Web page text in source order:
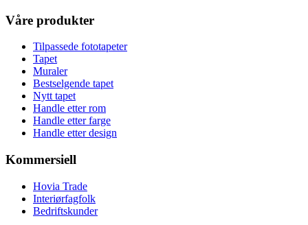
Våre produkter
Tilpassede fototapeter
Tapet
Muraler
Bestselgende tapet
Nytt tapet
Handle etter rom
Handle etter farge
Handle etter design
Kommersiell
Hovia Trade
Interiørfagfolk
Bedriftskunder